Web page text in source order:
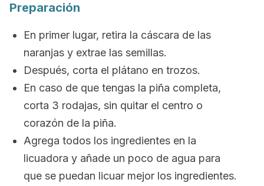
Preparación
En primer lugar, retira la cáscara de las
naranjas y extrae las semillas.
Después, corta el plátano en trozos.
En caso de que tengas la piña completa,
corta 3 rodajas, sin quitar el centro o
corazón de la piña.
Agrega todos los ingredientes en la
licuadora y añade un poco de agua para
que se puedan licuar mejor los ingredientes.